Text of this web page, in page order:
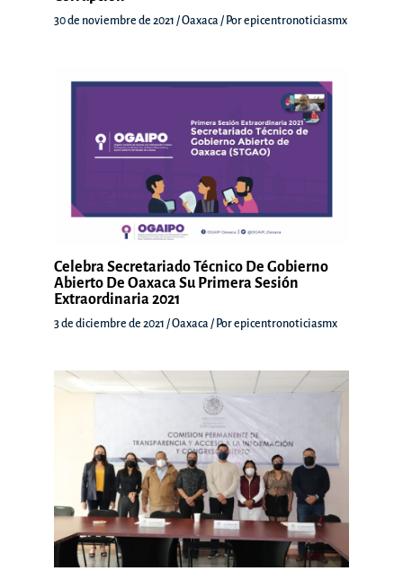
30 de noviembre de 2021 /Oaxaca / Porepicentronoticiasmx
Celebra Secretariado Técnico De Gobierno
Abierto De Oaxaca Su Primera Sesión
Extraordinaria 2021
3 de diciembre de 2021 /Oaxaca / Porepicentronoticiasmx